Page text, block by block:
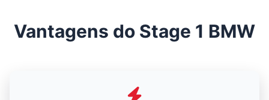
Vantagens do Stage 1 BMW